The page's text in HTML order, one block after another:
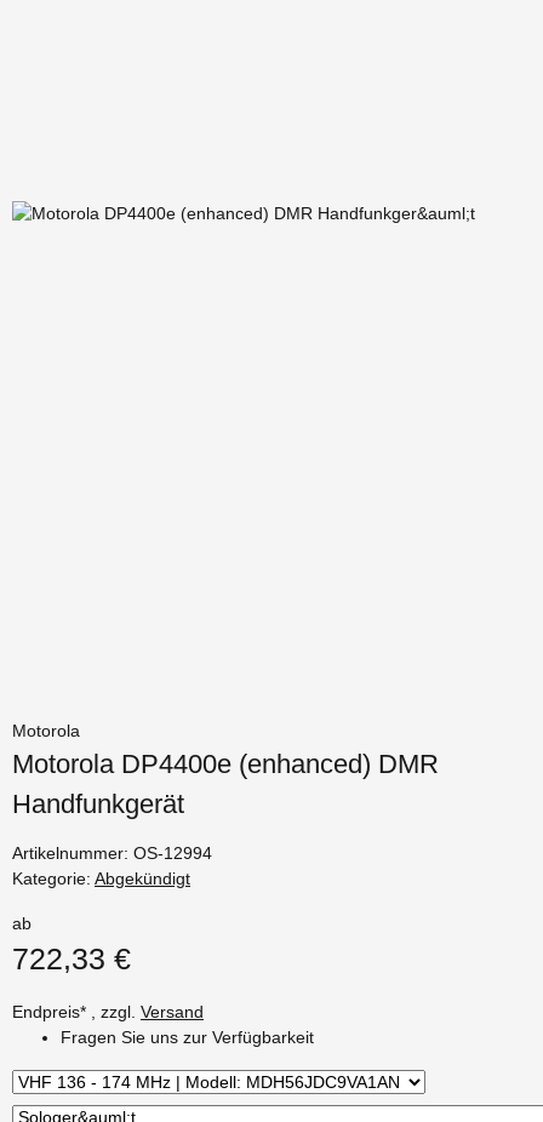
Motorola
Motorola DP4400e (enhanced) DMR
Handfunkgerät
Artikelnummer: OS-12994
Kategorie: Abgekündigt
ab
722,33 €
Endpreis* , zzgl. Versand
Fragen Sie uns zur Verfügbarkeit